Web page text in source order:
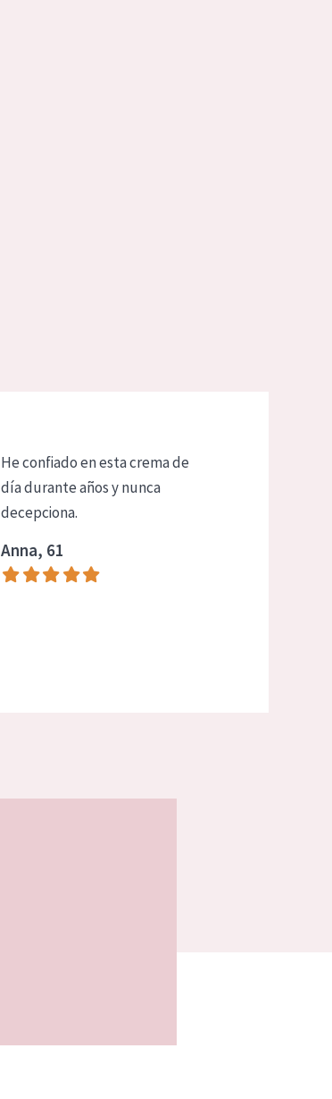
He confiado en esta crema de
día durante años y nunca
decepciona.
Anna, 61